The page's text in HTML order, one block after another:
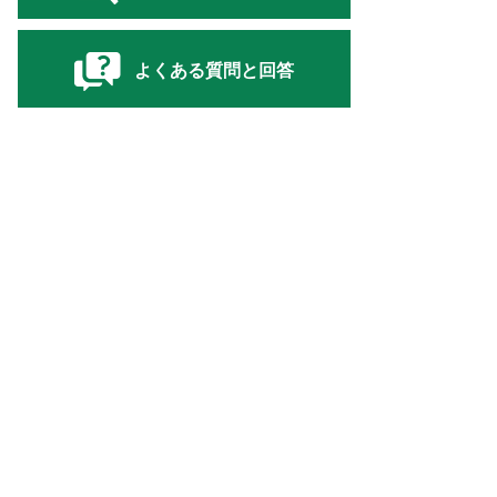
よくある質問と回答